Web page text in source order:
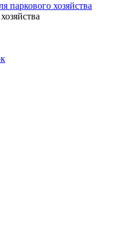
паркового хозяйства